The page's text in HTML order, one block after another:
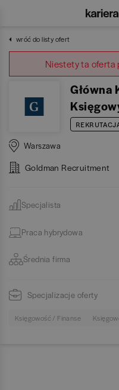
wróć do listy ofert
Niestety ta oferta
Główna
Warszawa
Goldman Recruitment
Specjalista
Praca hybrydowa
Średnia firma
Specjalizacje oferty
Księgowość / Finanse